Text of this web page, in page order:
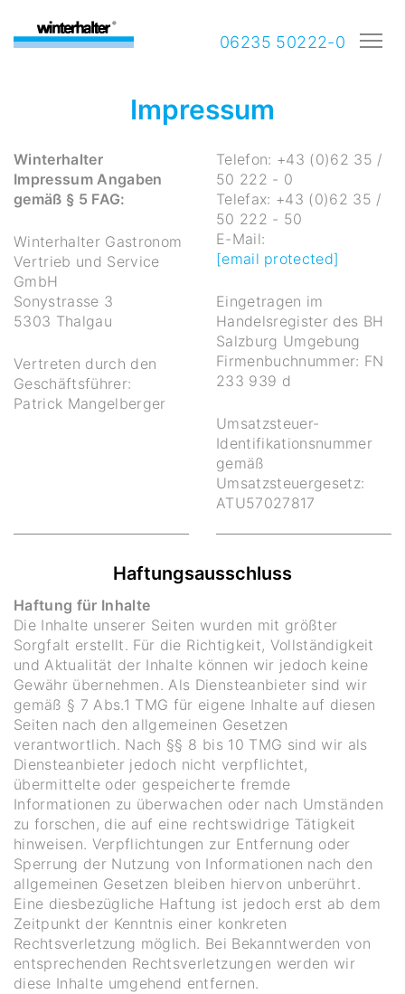
06235 50222-0
Impressum
Winterhalter
Impressum Angaben
gemäß § 5 FAG:
Winterhalter Gastronom
Vertrieb und Service
GmbH
Sonystrasse 3
5303 Thalgau
Vertreten durch den
Geschäftsführer:
Patrick Mangelberger
Telefon: +43 (0)62 35 /
50 222 - 0
Telefax: +43 (0)62 35 /
50 222 - 50
E-Mail:
[email protected]
Eingetragen im
Handelsregister des BH
Salzburg Umgebung
Firmenbuchnummer: FN
233 939 d
Umsatzsteuer-
Identifikationsnummer
gemäß
Umsatzsteuergesetz:
ATU57027817
Haftungsausschluss
Haftung für Inhalte
Die Inhalte unserer Seiten wurden mit größter
Sorgfalt erstellt. Für die Richtigkeit, Vollständigkeit
und Aktualität der Inhalte können wir jedoch keine
Gewähr übernehmen. Als Diensteanbieter sind wir
gemäß § 7 Abs.1 TMG für eigene Inhalte auf diesen
Seiten nach den allgemeinen Gesetzen
verantwortlich. Nach §§ 8 bis 10 TMG sind wir als
Diensteanbieter jedoch nicht verpflichtet,
übermittelte oder gespeicherte fremde
Informationen zu überwachen oder nach Umständen
zu forschen, die auf eine rechtswidrige Tätigkeit
hinweisen. Verpflichtungen zur Entfernung oder
Sperrung der Nutzung von Informationen nach den
allgemeinen Gesetzen bleiben hiervon unberührt.
Eine diesbezügliche Haftung ist jedoch erst ab dem
Zeitpunkt der Kenntnis einer konkreten
Rechtsverletzung möglich. Bei Bekanntwerden von
entsprechenden Rechtsverletzungen werden wir
diese Inhalte umgehend entfernen.